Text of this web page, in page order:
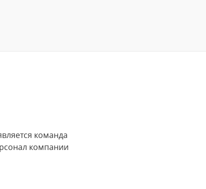
команда
компании